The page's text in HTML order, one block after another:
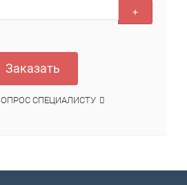
+
Заказать
СПЕЦИАЛИСТУ